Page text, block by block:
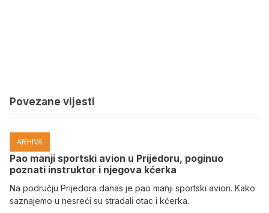
Povezane vijesti
ARHIVA
Pao manji sportski avion u Prijedoru, poginuo
poznati instruktor i njegova kćerka
Na području Prijedora danas je pao manji sportski avion. Kako
saznajemo u nesreći su stradali otac i kćerka.